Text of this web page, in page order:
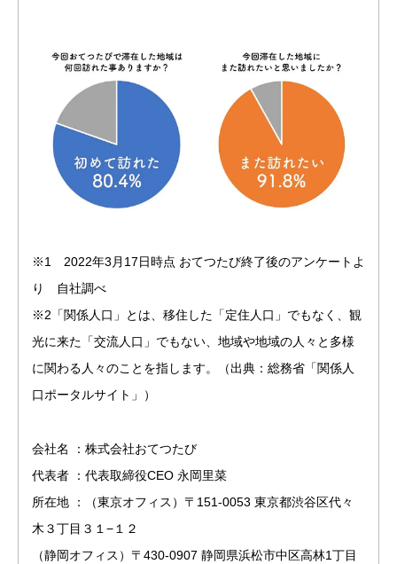
※1 2022年3月17日時点 おてつたび終了後のアンケートよ
り 自社調べ
※2「関係人口」とは、移住した「定住人口」でもなく、観
光に来た「交流人口」でもない、地域や地域の人々と多様
に関わる人々のことを指します。（出典：総務省「関係人
口ポータルサイト」）
会社名 ：株式会社おてつたび
代表者 ：代表取締役CEO 永岡里菜
所在地 ：（東京オフィス）〒151-0053 東京都渋谷区代々
木３丁目３１−１２
（静岡オフィス）〒430-0907 静岡県浜松市中区高林1丁目